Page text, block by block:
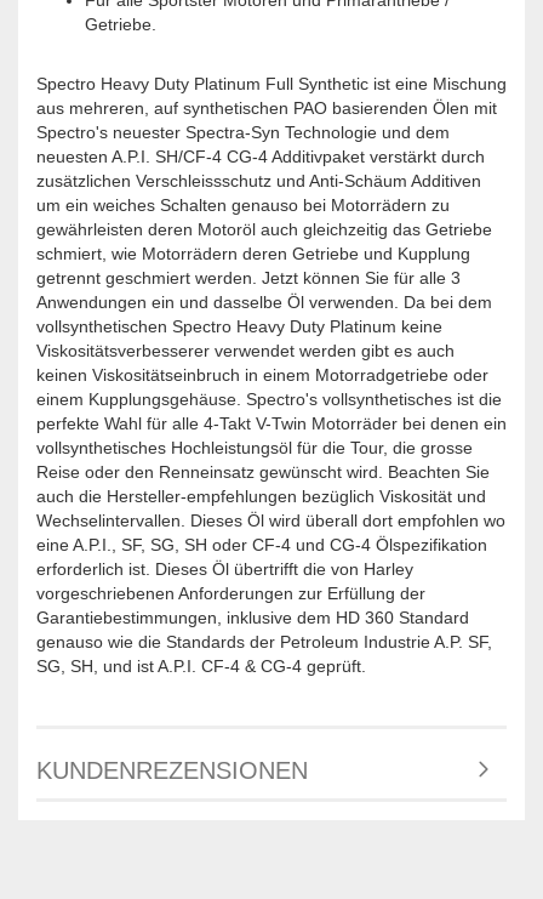
Getriebe.
Spectro Heavy Duty Platinum Full Synthetic ist eine Mischung
aus mehreren, auf synthetischen PAO basierenden Ölen mit
Spectro's neuester Spectra-Syn Technologie und dem
neuesten A.P.I. SH/CF-4 CG-4 Additivpaket verstärkt durch
zusätzlichen Verschleissschutz und Anti-Schäum Additiven
um ein weiches Schalten genauso bei Motorrädern zu
gewährleisten deren Motoröl auch gleichzeitig das Getriebe
schmiert, wie Motorrädern deren Getriebe und Kupplung
getrennt geschmiert werden. Jetzt können Sie für alle 3
Anwendungen ein und dasselbe Öl verwenden. Da bei dem
vollsynthetischen Spectro Heavy Duty Platinum keine
Viskositätsverbesserer verwendet werden gibt es auch
keinen Viskositätseinbruch in einem Motorradgetriebe oder
einem Kupplungsgehäuse. Spectro's vollsynthetisches ist die
perfekte Wahl für alle 4-Takt V-Twin Motorräder bei denen ein
vollsynthetisches Hochleistungsöl für die Tour, die grosse
Reise oder den Renneinsatz gewünscht wird. Beachten Sie
auch die Hersteller-empfehlungen bezüglich Viskosität und
Wechselintervallen. Dieses Öl wird überall dort empfohlen wo
eine A.P.I., SF, SG, SH oder CF-4 und CG-4 Ölspezifikation
erforderlich ist. Dieses Öl übertrifft die von Harley
vorgeschriebenen Anforderungen zur Erfüllung der
Garantiebestimmungen, inklusive dem HD 360 Standard
genauso wie die Standards der Petroleum Industrie A.P. SF,
SG, SH, und ist A.P.I. CF-4 & CG-4 geprüft.
KUNDENREZENSIONEN